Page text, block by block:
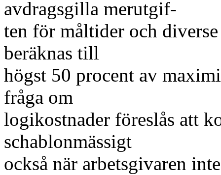
avdragsgilla merutgif-
ten för måltider och
beräknas till
högst 50 procent av
fråga om
logikostnader föreslås att
schablonmässigt
också när arbetsgivaren